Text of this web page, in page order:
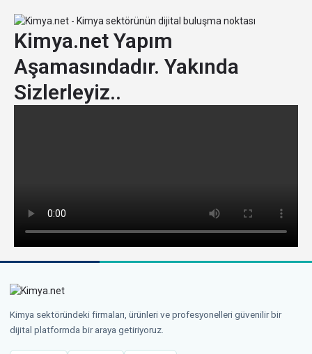
Kimya.net Yapım
Aşamasındadır. Yakında
Sizlerleyiz..
Kimya sektöründeki firmaları, ürünleri ve profesyonelleri güvenilir bir
dijital platformda bir araya getiriyoruz.